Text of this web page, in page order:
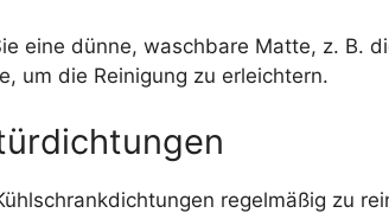
eine dünne, waschbare Matte, z. B.
um die Reinigung zu erleichtern.
regelmäßig zu